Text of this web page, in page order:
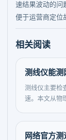
速结果波动的问
便于运营商定位
相关阅读
测线仪能测
测线仪主要检
速。本文从物
网络官方